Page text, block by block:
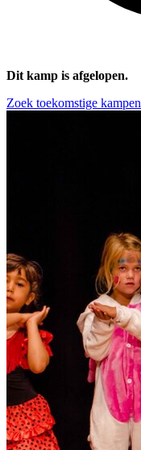
Dit kamp is afgelopen.
Zoek toekomstige kampen